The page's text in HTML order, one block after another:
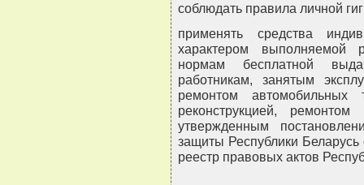
соблюдать правила личной
применять средства
характером выполняемой
нормам бесплатной
работникам, занятым
ремонтом автомобильных
реконструкцией,
утвержденным
защиты Республики
реестр правовых актов